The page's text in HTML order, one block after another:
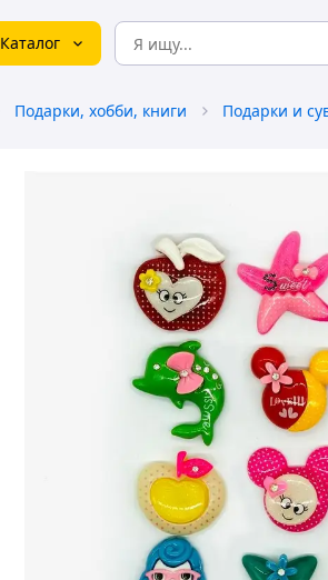
Каталог
Подарки, хобби, книги Подарки и